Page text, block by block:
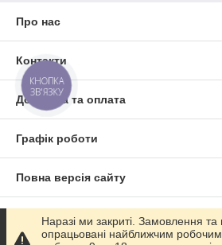
Про нас
Контакти
Доставка та оплата
Графік роботи
Повна версія сайту
Сайт створено на маркетплейсі
Наразі ми закриті. Замовлення
опрацьовані найближчим
КНОПКА
ЗВ'ЯЗКУ